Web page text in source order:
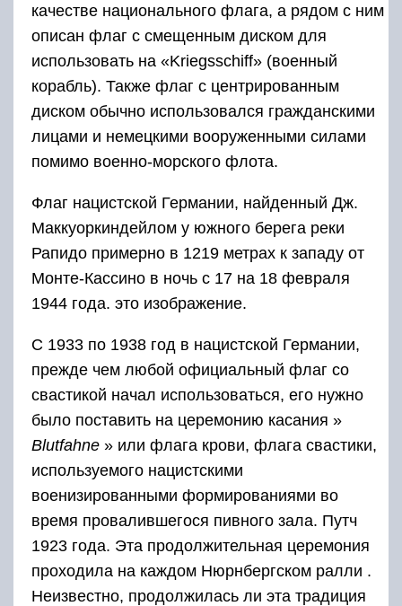
качестве национального флага, а рядом с ним
описан флаг с смещенным диском для
использовать на «Kriegsschiff» (военный
корабль). Также флаг с центрированным
диском обычно использовался гражданскими
лицами и немецкими вооруженными силами
помимо военно-морского флота.
Флаг нацистской Германии, найденный Дж.
Маккуоркиндейлом у южного берега реки
Рапидо примерно в 1219 метрах к западу от
Монте-Кассино в ночь с 17 на 18 февраля
1944 года. это изображение.
С 1933 по 1938 год в нацистской Германии,
прежде чем любой официальный флаг со
свастикой начал использоваться, его нужно
было поставить на церемонию касания »
Blutfahne » или флага крови, флага свастики,
используемого нацистскими
военизированными формированиями во
время провалившегося пивного зала. Путч
1923 года. Эта продолжительная церемония
проходила на каждом Нюрнбергском ралли .
Неизвестно, продолжилась ли эта традиция